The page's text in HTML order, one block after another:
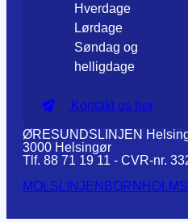
Hverdage
Lørdage
Søndag og
helligdage
Kontakt os her
ØRESUNDSLINJEN
3000 Helsingør
Tlf. 88 71 19 11 - CVR-nr.
MOLSLINJEN